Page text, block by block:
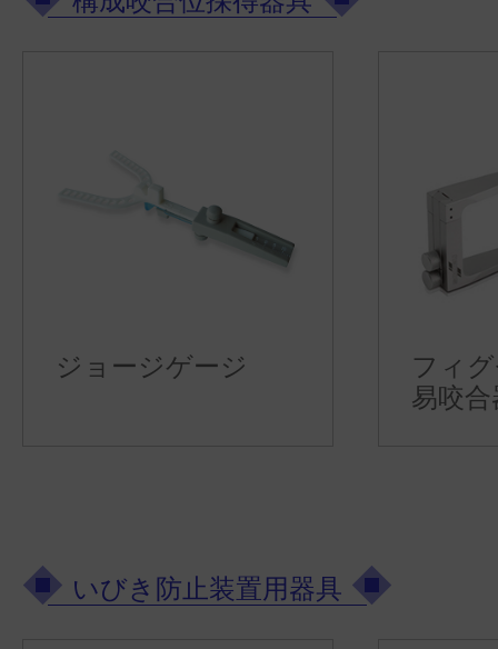
ジョージゲージ
フィ
易咬合
いびき防止装置用器具